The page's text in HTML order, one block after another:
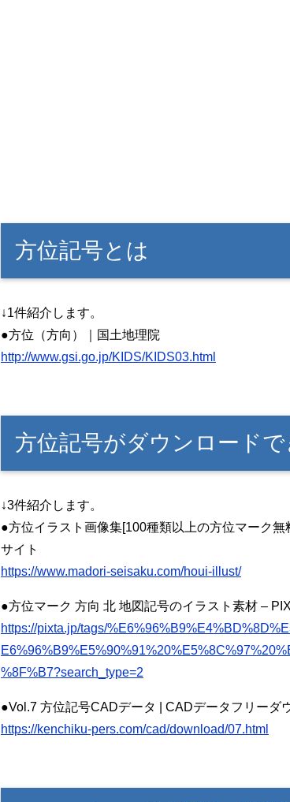
方位記号とは
↓1件紹介します。
●方位（方向）｜国土地理院
http://www.gsi.go.jp/KIDS/KIDS03.html
方位記号がダウンロードで
↓3件紹介します。
●方位イラスト画像集[100種類以上の方位マーク
サイト
https://www.madori-seisaku.com/houi-illust/
●方位マーク 方向 北 地図記号のイラスト素材 –
https://pixta.jp/tags/
%8F%B7?search_type=2
●Vol.7 方位記号CADデータ | CADデータフリーダ
https://kenchiku-pers.com/cad/download/07.html